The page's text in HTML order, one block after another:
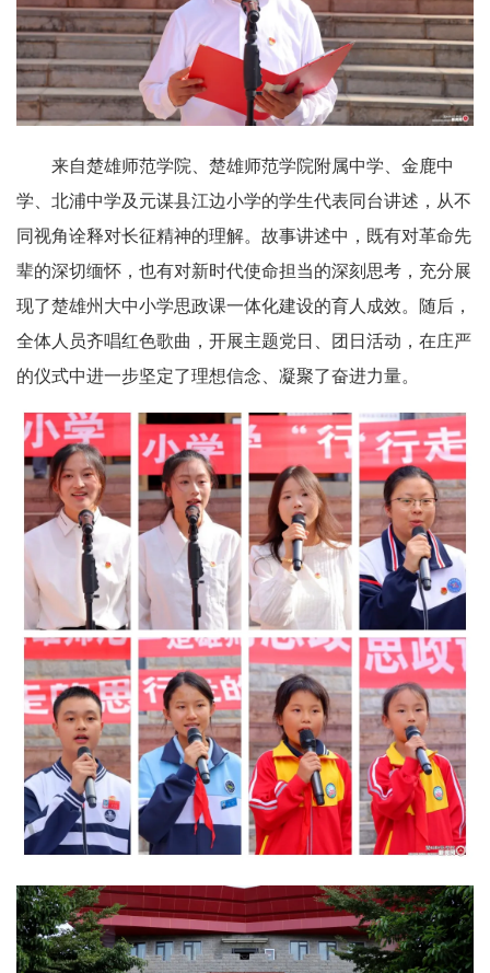
来自楚雄师范学院、楚雄师范学院附属中学、金鹿中
学、北浦中学及元谋县江边小学的学生代表同台讲述，从不
同视角诠释对长征精神的理解。故事讲述中，既有对革命先
辈的深切缅怀，也有对新时代使命担当的深刻思考，充分展
现了楚雄州大中小学思政课一体化建设的育人成效。随后，
全体人员齐唱红色歌曲，开展主题党日、团日活动，在庄严
的仪式中进一步坚定了理想信念、凝聚了奋进力量。